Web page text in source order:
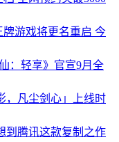
游戏将更名重启 今
：轻享》官宣9月全
，凡尘剑心」上线时
到腾讯这款复制之作